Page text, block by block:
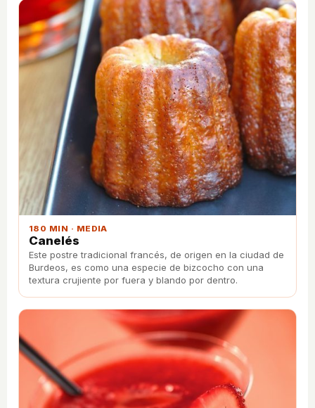
180 MIN · MEDIA
Canelés
Este postre tradicional francés, de origen en la ciudad de
Burdeos, es como una especie de bizcocho con una
textura crujiente por fuera y blando por dentro.